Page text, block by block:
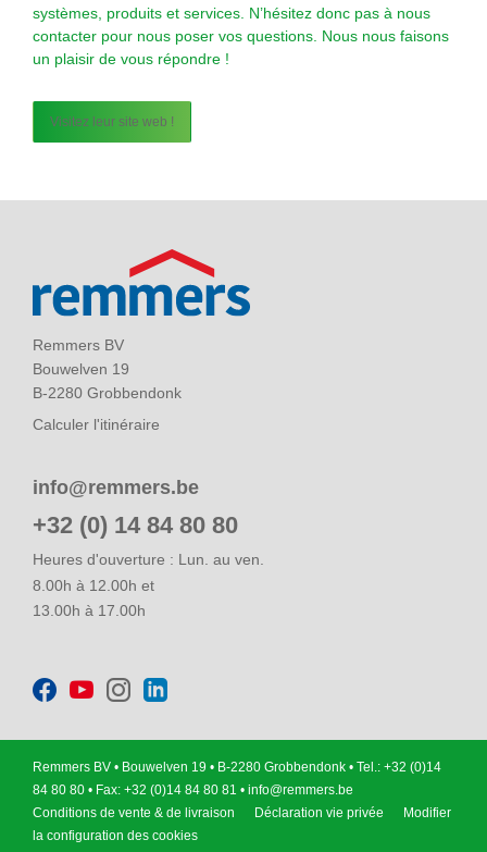
systèmes, produits et services. N’hésitez donc pas à nous
contacter pour nous poser vos questions. Nous nous faisons
un plaisir de vous répondre !
Visitez leur site web !
Remmers BV
Bouwelven 19
B-2280 Grobbendonk
Calculer l'itinéraire
info@remmers.be
+32 (0) 14 84 80 80
Heures d'ouverture : Lun. au ven.
8.00h à 12.00h et
13.00h à 17.00h
Remmers BV • Bouwelven 19 • B-2280 Grobbendonk • Tel.: +32 (0)14
84 80 80 • Fax: +32 (0)14 84 80 81 • info@remmers.be
Conditions de vente & de livraison
Déclaration vie privée
Modifier
la configuration des cookies